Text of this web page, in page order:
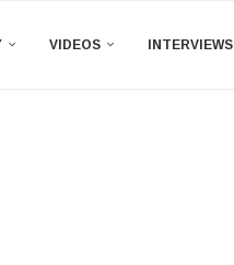
VIDEOS INTERVIEWS